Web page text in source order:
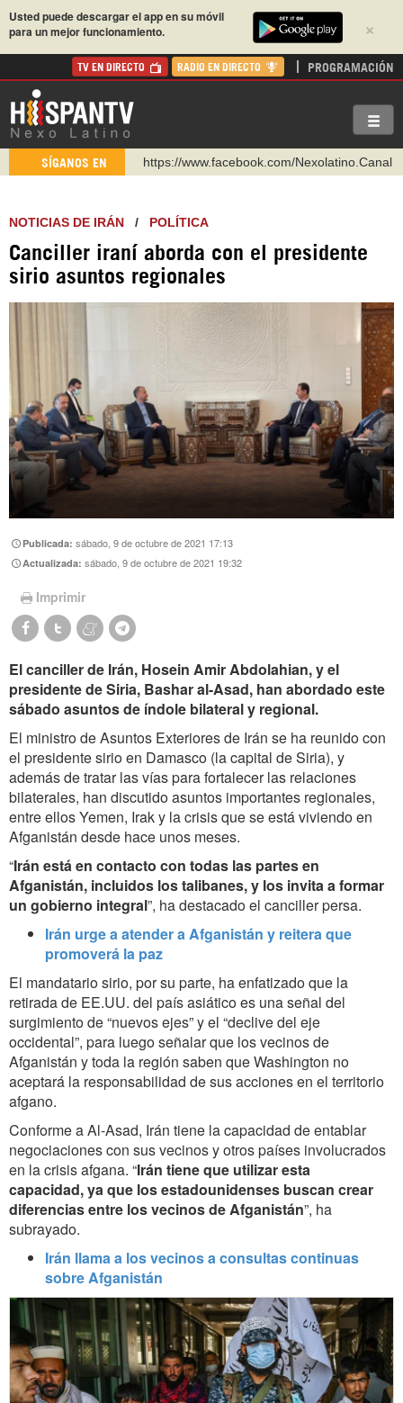
×
Usted puede descargar el app en su móvil
para un mejor funcionamiento.
TV EN DIRECTO RADIO EN DIRECTO PROGRAMACIÓN
SÍGANOS EN
https://www.facebook.com/Nexolatino.Canal
http://twitter.com/nexo_latino
https://t.me/hispantvcanal
https://urmedium.com/c/hispantv
NOTICIAS DE IRÁN / POLÍTICA
Canciller iraní aborda con el presidente
sirio asuntos regionales
Publicada:sábado, 9 de octubre de 2021 17:13
Actualizada:sábado, 9 de octubre de 2021 19:32
Imprimir
El canciller de Irán, Hosein Amir Abdolahian, y el
presidente de Siria, Bashar al-Asad, han abordado este
sábado asuntos de índole bilateral y regional.
El ministro de Asuntos Exteriores de Irán se ha reunido con
el presidente sirio en Damasco (la capital de Siria), y
además de tratar las vías para fortalecer las relaciones
bilaterales, han discutido asuntos importantes regionales,
entre ellos Yemen, Irak y la crisis que se está viviendo en
Afganistán desde hace unos meses.
“Irán está en contacto con todas las partes en
Afganistán, incluidos los talibanes, y los invita a formar
un gobierno integral”, ha destacado el canciller persa.
Irán urge a atender a Afganistán y reitera que
promoverá la paz
El mandatario sirio, por su parte, ha enfatizado que la
retirada de EE.UU. del país asiático es una señal del
surgimiento de “nuevos ejes” y el “declive del eje
occidental”, para luego señalar que los vecinos de
Afganistán y toda la región saben que Washington no
aceptará la responsabilidad de sus acciones en el territorio
afgano.
Conforme a Al-Asad, Irán tiene la capacidad de entablar
negociaciones con sus vecinos y otros países involucrados
en la crisis afgana. “Irán tiene que utilizar esta
capacidad, ya que los estadounidenses buscan crear
diferencias entre los vecinos de Afganistán”, ha
subrayado.
Irán llama a los vecinos a consultas continuas
sobre Afganistán